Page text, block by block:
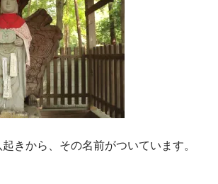
きから、その名前がついています。